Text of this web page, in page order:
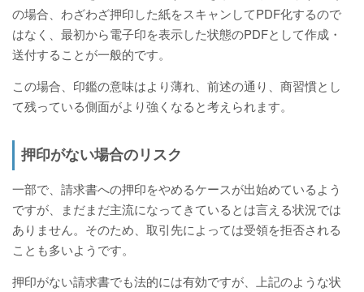
の場合、わざわざ押印した紙をスキャンしてPDF化するので
はなく、最初から電子印を表示した状態のPDFとして作成・
送付することが一般的です。
この場合、印鑑の意味はより薄れ、前述の通り、商習慣とし
て残っている側面がより強くなると考えられます。
押印がない場合のリスク
一部で、請求書への押印をやめるケースが出始めているよう
ですが、まだまだ主流になってきているとは言える状況では
ありません。そのため、取引先によっては受領を拒否される
ことも多いようです。
押印がない請求書でも法的には有効ですが、上記のような状